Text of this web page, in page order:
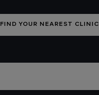
FIND YOUR NEAREST CLINIC